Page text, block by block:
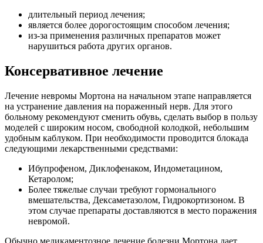
длительный период лечения;
является более дорогостоящим способом лечения;
из-за применения различных препаратов может
нарушиться работа других органов.
Консервативное лечение
Лечение невромы Мортона на начальном этапе направляется
на устранение давления на пораженный нерв. Для этого
больному рекомендуют сменить обувь, сделать выбор в пользу
моделей с широким носом, свободной колодкой, небольшим
удобным каблуком. При необходимости проводится блокада
следующими лекарственными средствами:
Ибупрофеном, Диклофенаком, Индометацином,
Кетаролом;
Более тяжелые случаи требуют гормонального
вмешательства, Дексаметазолом, Гидрокортизоном. В
этом случае препараты доставляются в место поражения
невромой.
Обычно медикаментозное лечение болезни Мортона дает